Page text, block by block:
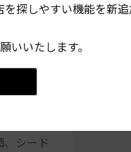
シード
探しやすい機能を新
いいたします。